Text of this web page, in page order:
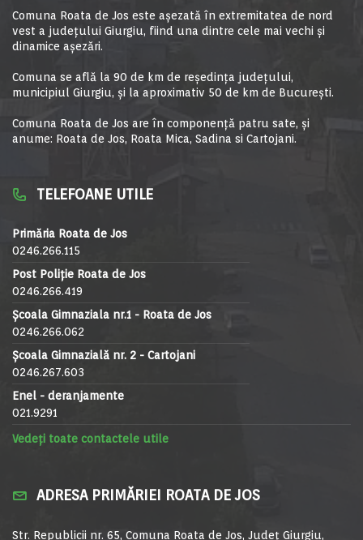
Comuna Roata de Jos este aşezată în extremitatea de nord
vest a judeţului Giurgiu, fiind una dintre cele mai vechi şi
dinamice aşezări.
Comuna se află la 90 de km de reşedinţa judeţului,
municipiul Giurgiu, şi la aproximativ 50 de km de Bucureşti.
Comuna Roata de Jos are în componență patru sate, și
anume: Roata de Jos, Roata Mica, Sadina si Cartojani.
TELEFOANE UTILE
Primăria Roata de Jos
0246.266.115
Post Poliție Roata de Jos
0246.266.419
Școala Gimnaziala nr.1 - Roata de Jos
0246.266.062
Școala Gimnazială nr. 2 - Cartojani
0246.267.603
Enel - deranjamente
021.9291
Vedeți toate contactele utile
ADRESA PRIMĂRIEI ROATA DE JOS
Str. Republicii nr. 65, Comuna Roata de Jos, Județ Giurgiu,